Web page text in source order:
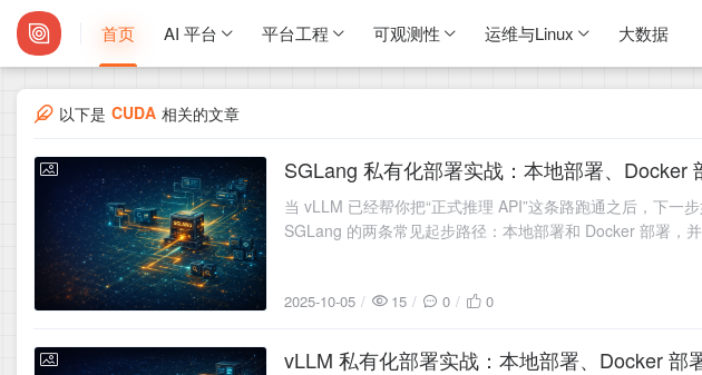
首页 AI 平台 平台工程 可观测性 运维与Linux 大数据
以下是 CUDA 相关的文章
2025-10-05
SGLang 私有化部署实战：本地部署、Docker
当 vLLM 已经帮你把“正式推理 API”这条路跑通之后，下
SGLang 的两条常见起步路径：本地部署和 Docker 部署，
2025-10-05 15 0 0
2025-09-28
vLLM 私有化部署实战：本地部署、Docker 部